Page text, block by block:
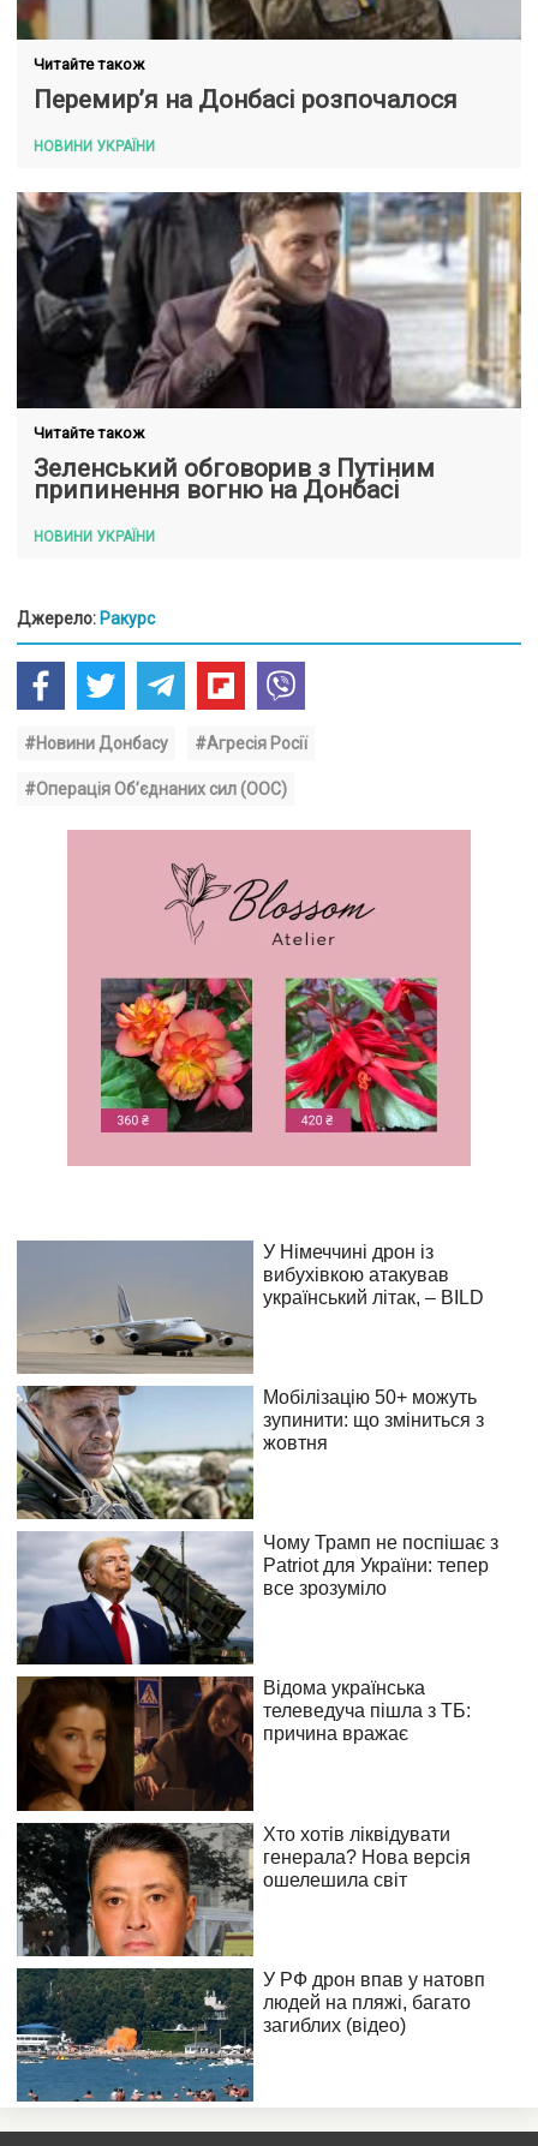
Читайте також
Перемир’я на Донбасі розпочалося
НОВИНИ УКРАЇНИ
Читайте також
Зеленський обговорив з Путіним
припинення вогню на Донбасі
НОВИНИ УКРАЇНИ
Джерело: Ракурс
#Новини Донбасу #Агресія Росії
#Операція Об’єднаних сил (ООС)